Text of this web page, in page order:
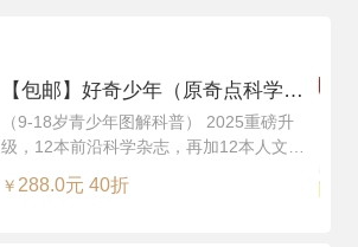
【包邮】好奇少年（原奇点科学）
（Science Illustrated 中文版）（1
年共12期24本，科学版+历史版）
+赠送AI阅读助手
（9-18岁青少年图解科普） 2025重磅升
级，12本前沿科学杂志，再加12本人文知
￥ 288.0元 40折